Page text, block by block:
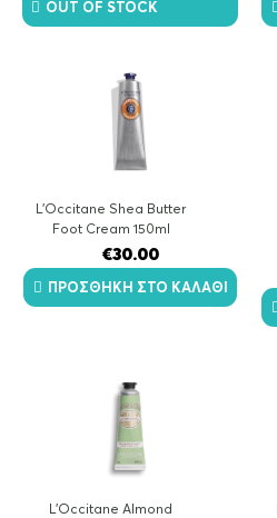
OUT OF STOCK
L’Occitane Shea Butter
Foot Cream 150ml
€30.00
ΠΡΟΣΘΉΚΗ ΣΤΟ ΚΑΛΆΘΙ
L’Occitane Almond